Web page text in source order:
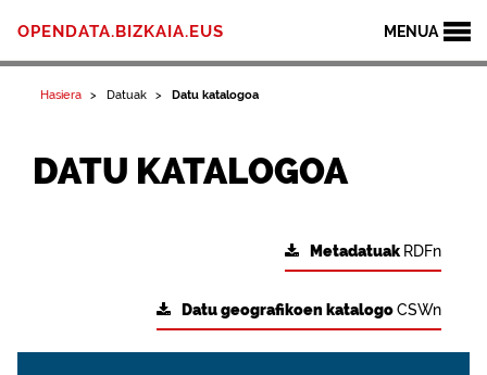
MENUA
OPENDATA.BIZKAIA.EUS
Hasiera Datuak Datu katalogoa
DATU KATALOGOA
Metadatuak RDFn
Datu geografikoen katalogoCSWn